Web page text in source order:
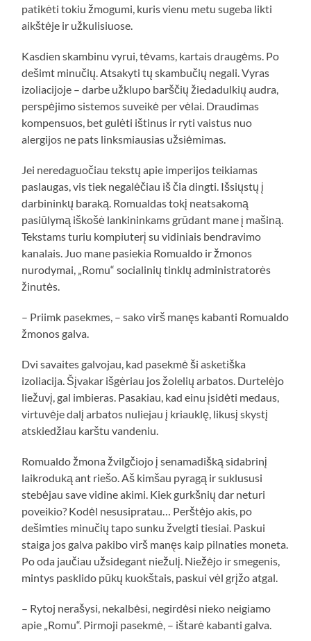
patikėti tokiu žmogumi, kuris vienu metu sugeba likti
aikštėje ir užkulisiuose.
Kasdien skambinu vyrui, tėvams, kartais draugėms. Po
dešimt minučių. Atsakyti tų skambučių negali. Vyras
izoliacijoje – darbe užklupo barščių žiedadulkių audra,
perspėjimo sistemos suveikė per vėlai. Draudimas
kompensuos, bet gulėti ištinus ir ryti vaistus nuo
alergijos ne pats linksmiausias užsiėmimas.
Jei neredaguočiau tekstų apie imperijos teikiamas
paslaugas, vis tiek negalėčiau iš čia dingti. Išsiųstų į
darbininkų baraką. Romualdas tokį neatsakomą
pasiūlymą iškošė lankininkams grūdant mane į mašiną.
Tekstams turiu kompiuterį su vidiniais bendravimo
kanalais. Juo mane pasiekia Romualdo ir žmonos
nurodymai, „Romu“ socialinių tinklų administratorės
žinutės.
– Priimk pasekmes, – sako virš manęs kabanti Romualdo
žmonos galva.
Dvi savaites galvojau, kad pasekmė ši asketiška
izoliacija. Šįvakar išgėriau jos žolelių arbatos. Durtelėjo
liežuvį, gal imbieras. Pasakiau, kad einu įsidėti medaus,
virtuvėje dalį arbatos nuliejau į kriauklę, likusį skystį
atskiedžiau karštu vandeniu.
Romualdo žmona žvilgčiojo į senamadišką sidabrinį
laikroduką ant riešo. Aš kimšau pyragą ir suklususi
stebėjau save vidine akimi. Kiek gurkšnių dar neturi
poveikio? Kodėl nesusipratau… Perštėjo akis, po
dešimties minučių tapo sunku žvelgti tiesiai. Paskui
staiga jos galva pakibo virš manęs kaip pilnaties moneta.
Po oda jaučiau užsidegant niežulį. Niežėjo ir smegenis,
mintys pasklido pūkų kuokštais, paskui vėl grįžo atgal.
– Rytoj nerašysi, nekalbėsi, negirdėsi nieko neigiamo
apie „Romu“. Pirmoji pasekmė, – ištarė kabanti galva.